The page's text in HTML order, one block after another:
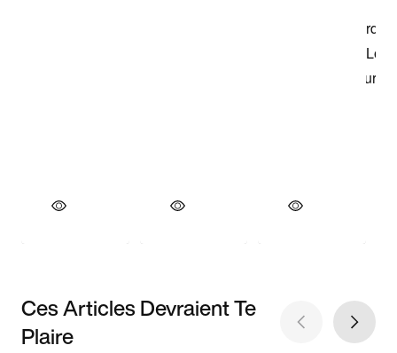
Ces Articles Devraient Te
Plaire